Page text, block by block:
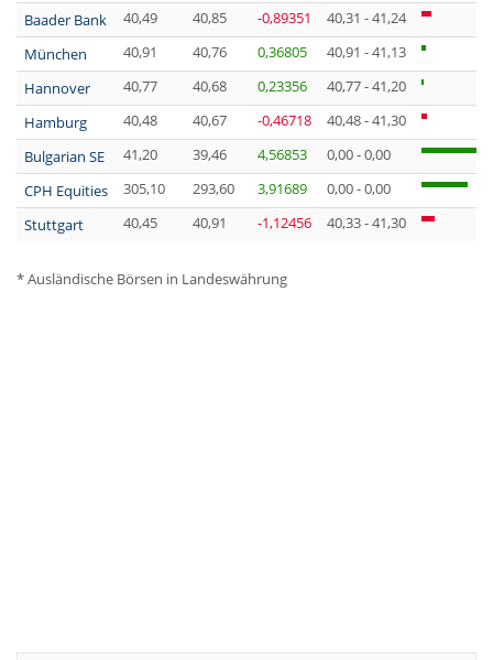
Baader Bank
40,49 40,85 -0,89351 40,31 - 41,24
München
40,91 40,76 0,36805 40,91 - 41,13
Hannover
40,77 40,68 0,23356 40,77 - 41,20
Hamburg
40,48 40,67 -0,46718 40,48 - 41,30
Bulgarian SE
41,20 39,46 4,56853 0,00 - 0,00
CPH Equities
305,10 293,60 3,91689 0,00 - 0,00
Stuttgart
40,45 40,91 -1,12456 40,33 - 41,30
* Ausländische Börsen in Landeswährung